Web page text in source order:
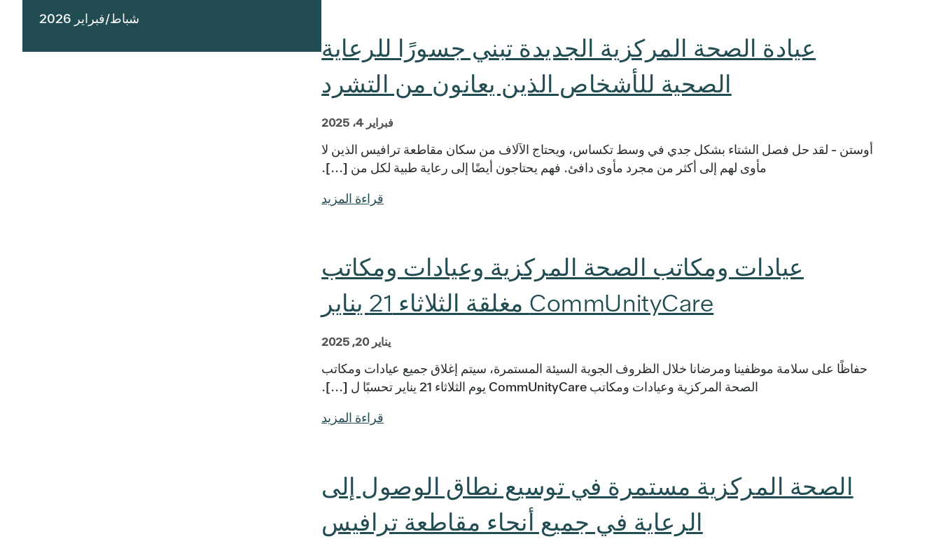
عيادة الصحة المركزية الجديدة تبني جسورًا للرعاية
الصحية للأشخاص الذين يعانون من التشرد
فبراير 4، 2025
أوستن - لقد حل فصل الشتاء بشكل جدي في وسط تكساس، ويحتاج الآلاف من سكان مقاطعة ترافيس الذين لا
مأوى لهم إلى أكثر من مجرد مأوى دافئ. فهم يحتاجون أيضًا إلى رعاية طبية لكل من [...].
قراءة المزيد
عيادات ومكاتب الصحة المركزية وعيادات ومكاتب
CommUnityCare مغلقة الثلاثاء 21 يناير
يناير 20, 2025
حفاظًا على سلامة موظفينا ومرضانا خلال الظروف الجوية السيئة المستمرة، سيتم إغلاق جميع عيادات ومكاتب
الصحة المركزية وعيادات ومكاتب CommUnityCare يوم الثلاثاء 21 يناير تحسبًا ل [...].
قراءة المزيد
الصحة المركزية مستمرة في توسيع نطاق الوصول إلى
الرعاية في جميع أنحاء مقاطعة ترافيس
شباط/فبراير 2026